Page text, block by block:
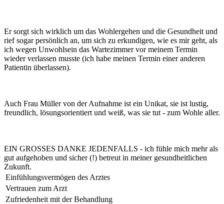
Er sorgt sich wirklich um das Wohlergehen und die Gesundheit und
rief sogar persönlich an, um sich zu erkundigen, wie es mir geht, als
ich wegen Unwohlsein das Wartezimmer vor meinem Termin
wieder verlassen musste (ich habe meinen Termin einer anderen
Patientin überlassen).
Auch Frau Müller von der Aufnahme ist ein Unikat, sie ist lustig,
freundlich, lösungsorientiert und weiß, was sie tut - zum Wohle aller.
EIN GROSSES DANKE JEDENFALLS - ich fühle mich mehr als
gut aufgehoben und sicher (!) betreut in meiner gesundheitlichen
Zukunft.
Einfühlungsvermögen des Arztes
Vertrauen zum Arzt
Zufriedenheit mit der Behandlung